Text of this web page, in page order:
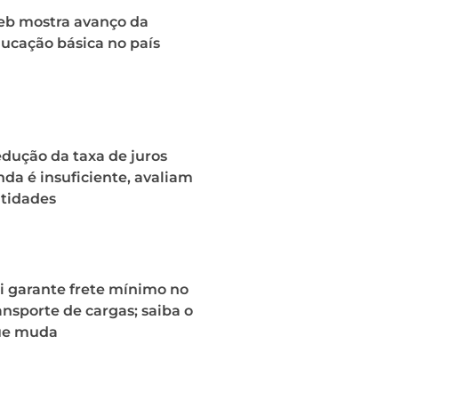
mostra avanço da
básica no país
da taxa de juros
é insuficiente, avaliam
garante frete mínimo no
de cargas; saiba o
muda